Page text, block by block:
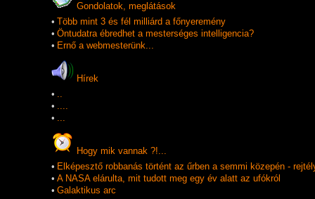
Gondolatok, meglátások
• Több mint 3 és fél milliárd a főnyeremény
• Öntudatra ébredhet a mesterséges intelligencia?
• Ernő a webmesterünk...
Hí­rek
• ..
• ....
• ...
Hogy mik vannak ?!...
• Elképesztő robbanás történt az űrben a semmi közepén -
• A NASA elárulta, mit tudott meg egy év alatt az ufókról
• Galaktikus arc